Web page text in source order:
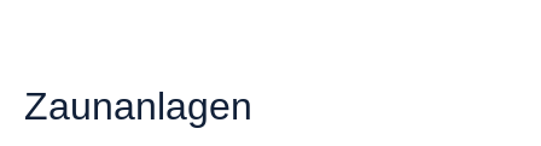
Zaunanlagen